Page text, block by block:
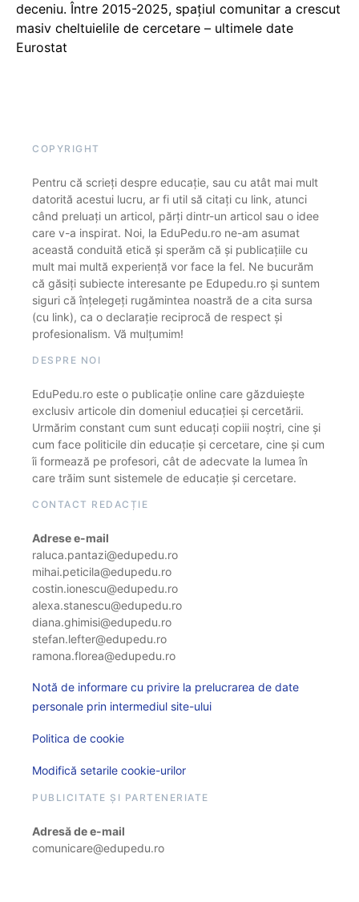
deceniu. Între 2015-2025, spațiul comunitar a crescut
masiv cheltuielile de cercetare – ultimele date
Eurostat
COPYRIGHT
Pentru că scrieți despre educație, sau cu atât mai mult
datorită acestui lucru, ar fi util să citați cu link, atunci
când preluați un articol, părți dintr-un articol sau o idee
care v-a inspirat. Noi, la EduPedu.ro ne-am asumat
această conduită etică și sperăm că și publicațiile cu
mult mai multă experiență vor face la fel. Ne bucurăm
că găsiți subiecte interesante pe Edupedu.ro și suntem
siguri că înțelegeți rugămintea noastră de a cita sursa
(cu link), ca o declarație reciprocă de respect și
profesionalism. Vă mulțumim!
DESPRE NOI
EduPedu.ro este o publicație online care găzduiește
exclusiv articole din domeniul educației și cercetării.
Urmărim constant cum sunt educați copiii noștri, cine și
cum face politicile din educație și cercetare, cine și cum
îi formează pe profesori, cât de adecvate la lumea în
care trăim sunt sistemele de educație și cercetare.
CONTACT REDACȚIE
Adrese e-mail
raluca.pantazi@edupedu.ro
mihai.peticila@edupedu.ro
costin.ionescu@edupedu.ro
alexa.stanescu@edupedu.ro
diana.ghimisi@edupedu.ro
stefan.lefter@edupedu.ro
ramona.florea@edupedu.ro
Notă de informare cu privire la prelucrarea de date
personale prin intermediul site-ului
Politica de cookie
Modifică setarile cookie-urilor
PUBLICITATE ȘI PARTENERIATE
Adresă de e-mail
comunicare@edupedu.ro